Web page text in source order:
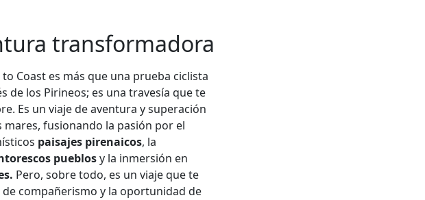
transformadora
to Coast es más que una prueba ciclista
de los Pirineos; es una travesía que te
Es un viaje de aventura y superación
mares, fusionando la pasión por el
paisajes pirenaicos, la
pueblosy la inmersión en
Pero, sobre todo, es un viaje que te
compañerismo y la oportunidad de